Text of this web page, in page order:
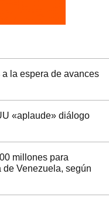
la espera de avances
«aplaude» diálogo
millones para
de Venezuela, según